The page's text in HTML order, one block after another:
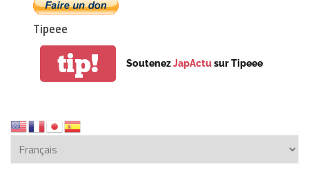
Tipeee
tip! SoutenezJapActusur Tipeee